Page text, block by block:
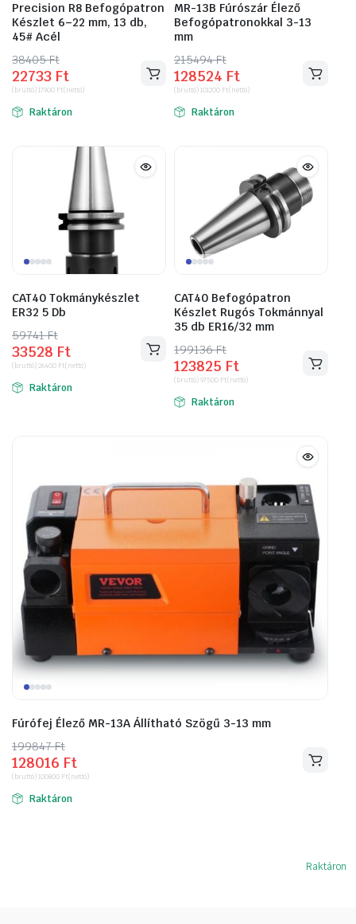
Precision R8 Befogópatron
Készlet 6–22 mm, 13 db,
45# Acél
38405Ft
Original
price
was:
38405 Ft.
22733 Ft
Current
price
is:
22733 Ft.
(bruttó)17900 Ft(nettó)
Raktáron
MR-13B Fúrószár Élező
Befogópatronokkal 3-13
mm
215494Ft
Original
price
was:
215494 Ft.
128524 Ft
Current
price
is:
128524 Ft.
(bruttó)101200 Ft(nettó)
Raktáron
CAT40 Tokmánykészlet
ER32 5 Db
59741Ft
Original
price
was:
59741 Ft.
33528 Ft
Current
price
is:
33528 Ft.
(bruttó)26400 Ft(nettó)
Raktáron
CAT40 Befogópatron
Készlet Rugós Tokmánnyal
35 db ER16/32 mm
199136Ft
Original
price
was:
199136 Ft.
123825 Ft
Current
price
is:
123825 Ft.
(bruttó)97500 Ft(nettó)
Raktáron
Fúrófej Élező MR-13A Állítható Szögű 3-13 mm
199847Ft
Original
price
was:
199847 Ft.
128016 Ft
Current
price
is:
128016 Ft.
(bruttó)100800 Ft(nettó)
Raktáron
Raktáron